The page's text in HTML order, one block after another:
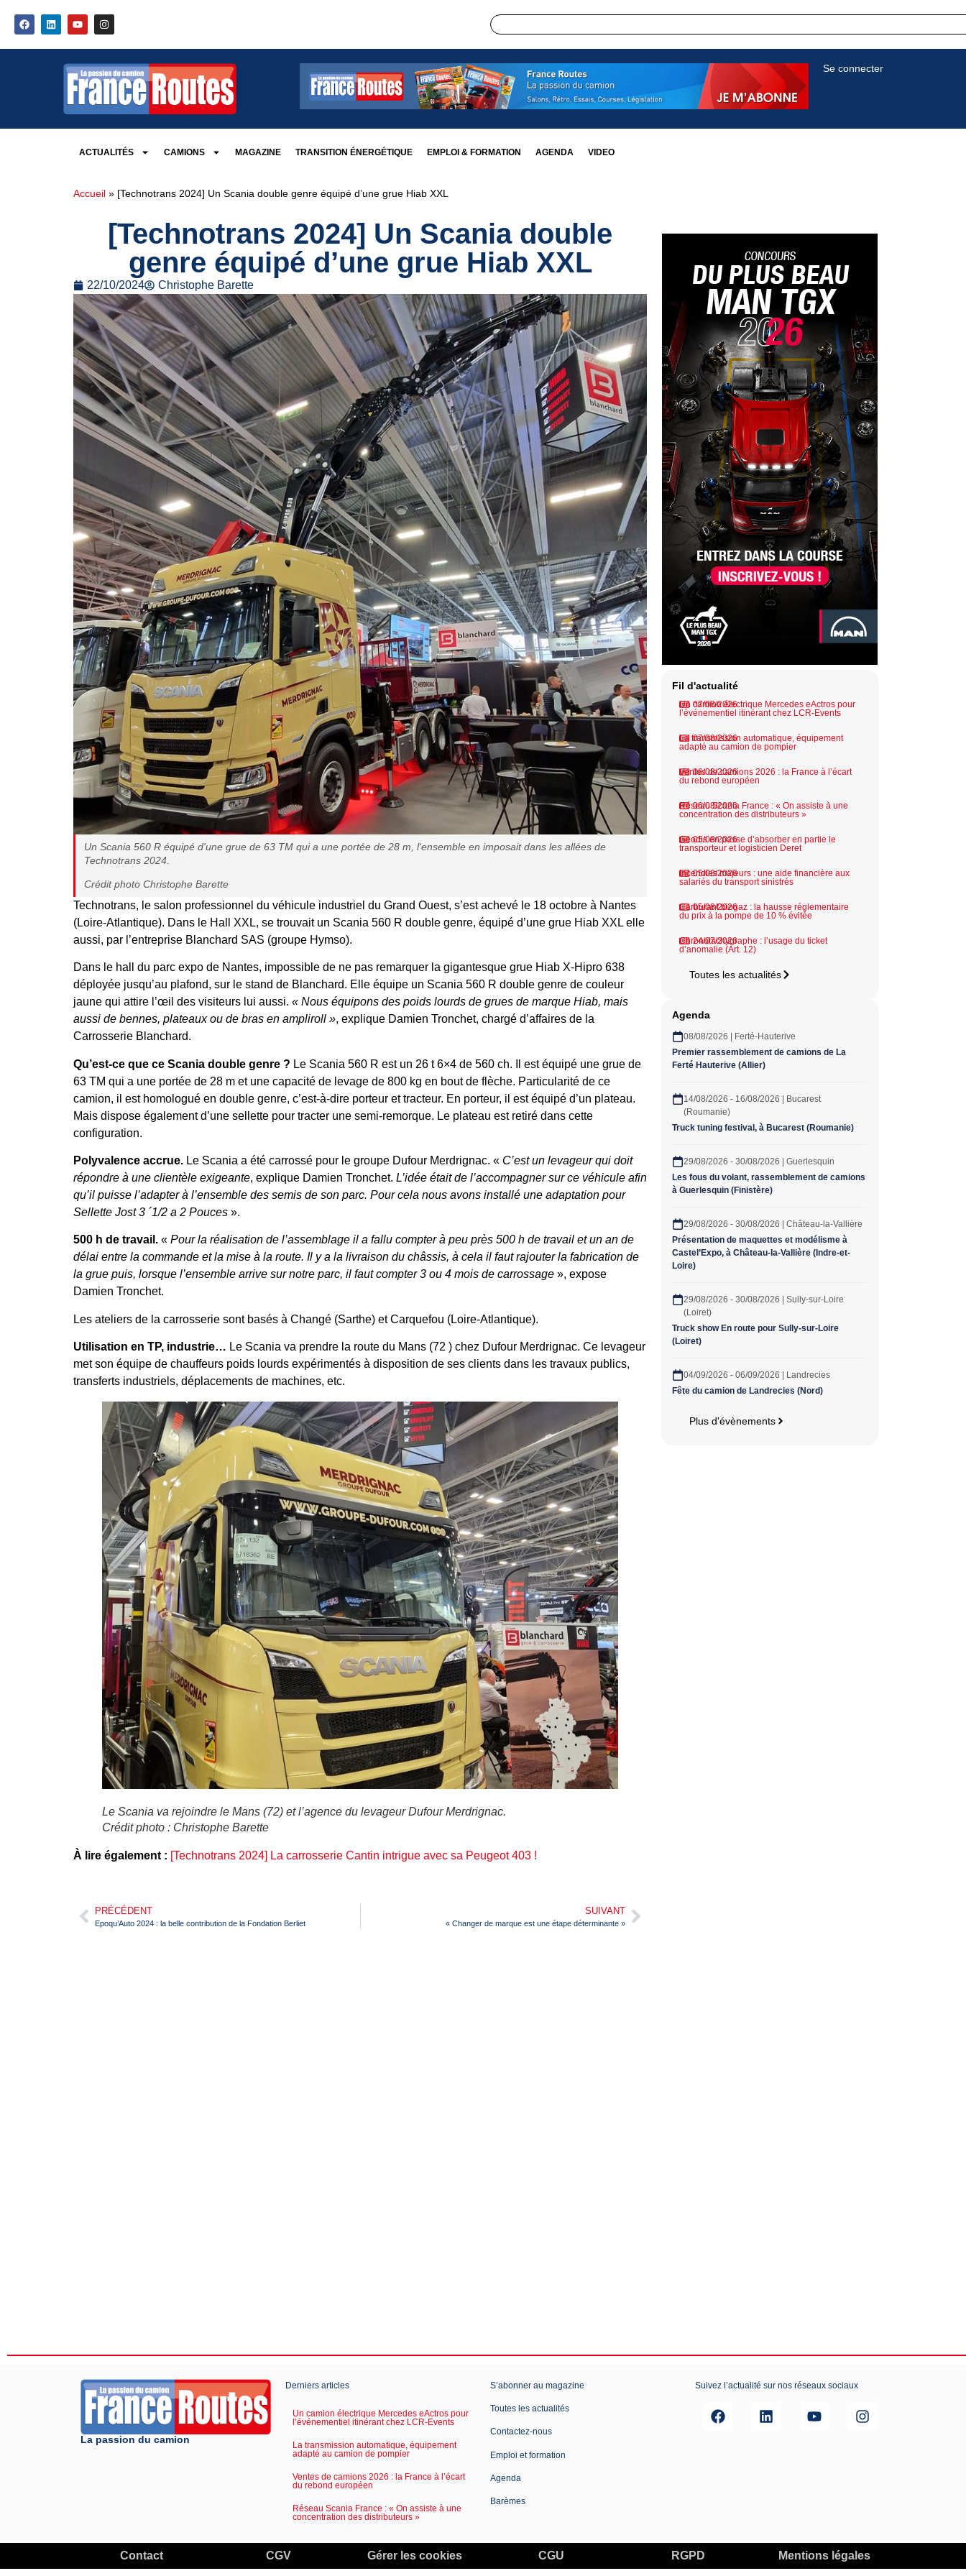
Se connecter
ACTUALITÉS CAMIONS MAGAZINE TRANSITION ÉNERGÉTIQUE EMPLOI & FORMATION AGENDA VIDEO
Accueil » [Technotrans 2024] Un Scania double genre équipé d’une grue Hiab XXL
[Technotrans 2024] Un Scania double
genre équipé d’une grue Hiab XXL
22/10/2024 Christophe Barette
Un Scania 560 R équipé d'une grue de 63 TM qui a une portée de 28 m, l'ensemble en imposait dans les allées de
Technotrans 2024.
Crédit photo Christophe Barette
Technotrans, le salon professionnel du véhicule industriel du Grand Ouest, s’est achevé le 18 octobre à Nantes
(Loire-Atlantique). Dans le Hall XXL, se trouvait un Scania 560 R double genre, équipé d’une grue Hiab XXL elle
aussi, par l’entreprise Blanchard SAS (groupe Hymso).
Dans le hall du parc expo de Nantes, impossible de ne pas remarquer la gigantesque grue Hiab X-Hipro 638
déployée jusqu’au plafond, sur le stand de Blanchard. Elle équipe un Scania 560 R double genre de couleur
jaune qui attire l’œil des visiteurs lui aussi. « Nous équipons des poids lourds de grues de marque Hiab, mais
aussi de bennes, plateaux ou de bras en ampliroll », explique Damien Tronchet, chargé d’affaires de la
Carrosserie Blanchard.
Qu’est-ce que ce Scania double genre ? Le Scania 560 R est un 26 t 6×4 de 560 ch. Il est équipé une grue de
63 TM qui a une portée de 28 m et une capacité de levage de 800 kg en bout de flèche. Particularité de ce
camion, il est homologué en double genre, c’est-à-dire porteur et tracteur. En porteur, il est équipé d’un plateau.
Mais dispose également d’une sellette pour tracter une semi-remorque. Le plateau est retiré dans cette
configuration.
Polyvalence accrue. Le Scania a été carrossé pour le groupe Dufour Merdrignac. « C’est un levageur qui doit
répondre à une clientèle exigeante, explique Damien Tronchet. L’idée était de l’accompagner sur ce véhicule afin
qu’il puisse l’adapter à l’ensemble des semis de son parc. Pour cela nous avons installé une adaptation pour
Sellette Jost 3 ´1/2 a 2 Pouces ».
500 h de travail. « Pour la réalisation de l’assemblage il a fallu compter à peu près 500 h de travail et un an de
délai entre la commande et la mise à la route. Il y a la livraison du châssis, à cela il faut rajouter la fabrication de
la grue puis, lorsque l’ensemble arrive sur notre parc, il faut compter 3 ou 4 mois de carrossage », expose
Damien Tronchet.
Les ateliers de la carrosserie sont basés à Changé (Sarthe) et Carquefou (Loire-Atlantique).
Utilisation en TP, industrie… Le Scania va prendre la route du Mans (72 ) chez Dufour Merdrignac. Ce levageur
met son équipe de chauffeurs poids lourds expérimentés à disposition de ses clients dans les travaux publics,
transferts industriels, déplacements de machines, etc.
Le Scania va rejoindre le Mans (72) et l’agence du levageur Dufour Merdrignac.
Crédit photo : Christophe Barette
À lire également : [Technotrans 2024] La carrosserie Cantin intrigue avec sa Peugeot 403 !
PRÉCÉDENT
Epoqu’Auto 2024 : la belle contribution de la Fondation Berliet
SUIVANT
« Changer de marque est une étape déterminante »
Fil d'actualité
07/08/2026
Un camion électrique Mercedes eActros pour
l’événementiel itinérant chez LCR-Events
07/08/2026
La transmission automatique, équipement
adapté au camion de pompier
06/08/2026
Ventes de camions 2026 : la France à l’écart
du rebond européen
06/08/2026
Réseau Scania France : « On assiste à une
concentration des distributeurs »
05/08/2026
Geodis en passe d’absorber en partie le
transporteur et logisticien Deret
05/08/2026
Incendies majeurs : une aide financière aux
salariés du transport sinistrés
05/08/2026
Carburant biogaz : la hausse réglementaire
du prix à la pompe de 10 % évitée
24/07/2026
Chronotachygraphe : l’usage du ticket
d’anomalie (Art. 12)
Toutes les actualités
Agenda
08/08/2026 | Ferté-Hauterive
Premier rassemblement de camions de La
Ferté Hauterive (Allier)
14/08/2026 - 16/08/2026 | Bucarest
(Roumanie)
Truck tuning festival, à Bucarest (Roumanie)
29/08/2026 - 30/08/2026 | Guerlesquin
Les fous du volant, rassemblement de camions
à Guerlesquin (Finistère)
29/08/2026 - 30/08/2026 | Château-la-Vallière
Présentation de maquettes et modélisme à
Castel’Expo, à Château-la-Vallière (Indre-et-
Loire)
29/08/2026 - 30/08/2026 | Sully-sur-Loire
(Loiret)
Truck show En route pour Sully-sur-Loire
(Loiret)
04/09/2026 - 06/09/2026 | Landrecies
Fête du camion de Landrecies (Nord)
Plus d'évènements
La passion du camion
Derniers articles
Un camion électrique Mercedes eActros pour
l’événementiel itinérant chez LCR-Events
La transmission automatique, équipement
adapté au camion de pompier
Ventes de camions 2026 : la France à l’écart
du rebond européen
Réseau Scania France : « On assiste à une
concentration des distributeurs »
S’abonner au magazine
Toutes les actualités
Contactez-nous
Emploi et formation
Agenda
Barèmes
Suivez l’actualité sur nos réseaux sociaux
Contact CGV Gérer les cookies CGU RGPD Mentions légales